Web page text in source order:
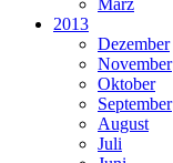
2013
Dezember
November
Oktober
September
August
Juli